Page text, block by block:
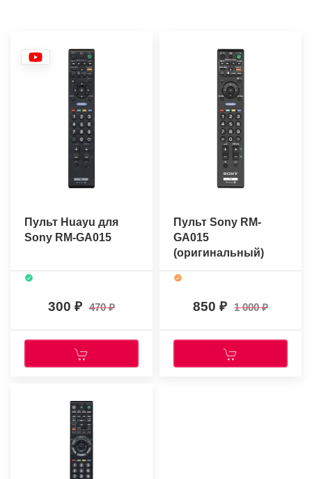
Пульт Huayu для
Sony RM-GA015
300 470
Пульт Sony RM-
GA015
(оригинальный)
850 1 000